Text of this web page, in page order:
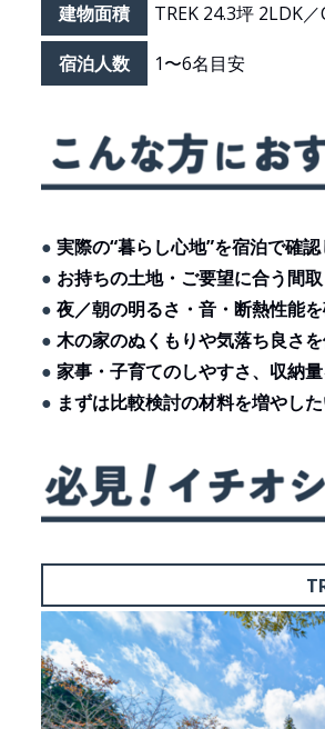
建物面積 TREK 24.3坪 2LDK
宿泊人数 1〜6名目安
● 実際の“暮らし心地”を宿泊で確
● お持ちの土地・ご要望に合う間
● 夜／朝の明るさ・音・断熱性能
● 木の家のぬくもりや気落ち良さ
● 家事・子育てのしやすさ、収納
● まずは比較検討の材料を増やし